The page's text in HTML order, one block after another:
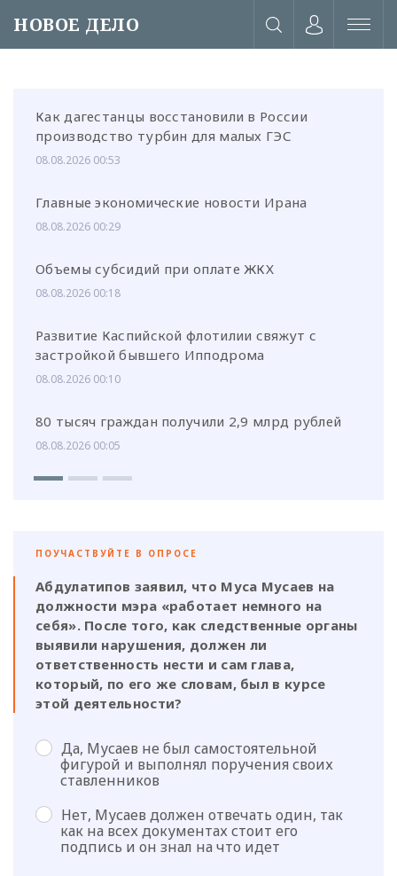
НОВОЕ ДЕЛО
или через соц. сети
Как дагестанцы восстановили в России
производство турбин для малых ГЭС
08.08.2026 00:53
Главные экономические новости Ирана
08.08.2026 00:29
Объемы субсидий при оплате ЖКХ
08.08.2026 00:18
Развитие Каспийской флотилии свяжут с
застройкой бывшего Ипподрома
08.08.2026 00:10
80 тысяч граждан получили 2,9 млрд рублей
08.08.2026 00:05
ПОУЧАСТВУЙТЕ В ОПРОСЕ
Абдулатипов заявил, что Муса Мусаев на
должности мэра «работает немного на
себя». После того, как следственные органы
выявили нарушения, должен ли
ответственность нести и сам глава,
который, по его же словам, был в курсе
этой деятельности?
Да, Мусаев не был самостоятельной
фигурой и выполнял поручения своих
ставленников
Нет, Мусаев должен отвечать один, так
как на всех документах стоит его
подпись и он знал на что идет